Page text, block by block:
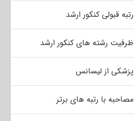
رتبه قبولی کنکور ارشد
ظرفیت رشته های کنکور ارشد
پزشکی از لیسانس
مصاحبه با رتبه های برتر